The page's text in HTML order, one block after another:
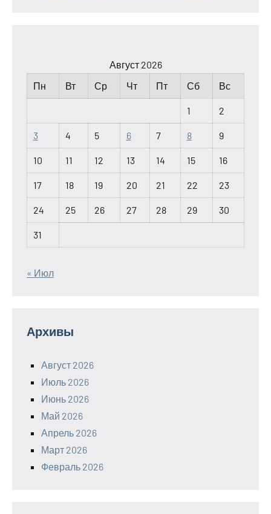
Август 2026
Пн
Вт Ср Чт Пт Сб Вс
1 2
3 4 5 6 7 8 9
10 11 12 13 14 15 16
17 18 19 20 21 22 23
24 25 26 27 28 29 30
31
« Июл
Архивы
Август 2026
Июль 2026
Июнь 2026
Май 2026
Апрель 2026
Март 2026
Февраль 2026